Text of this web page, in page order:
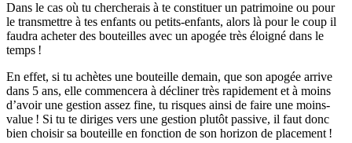
Dans le cas où tu chercherais à te constituer un patrimoine ou pour
le transmettre à tes enfants ou petits-enfants, alors là pour le coup il
faudra acheter des bouteilles avec un apogée très éloigné dans le
temps !
En effet, si tu achètes une bouteille demain, que son apogée arrive
dans 5 ans, elle commencera à décliner très rapidement et à moins
d’avoir une gestion assez fine, tu risques ainsi de faire une moins-
value ! Si tu te diriges vers une gestion plutôt passive, il faut donc
bien choisir sa bouteille en fonction de son horizon de placement !